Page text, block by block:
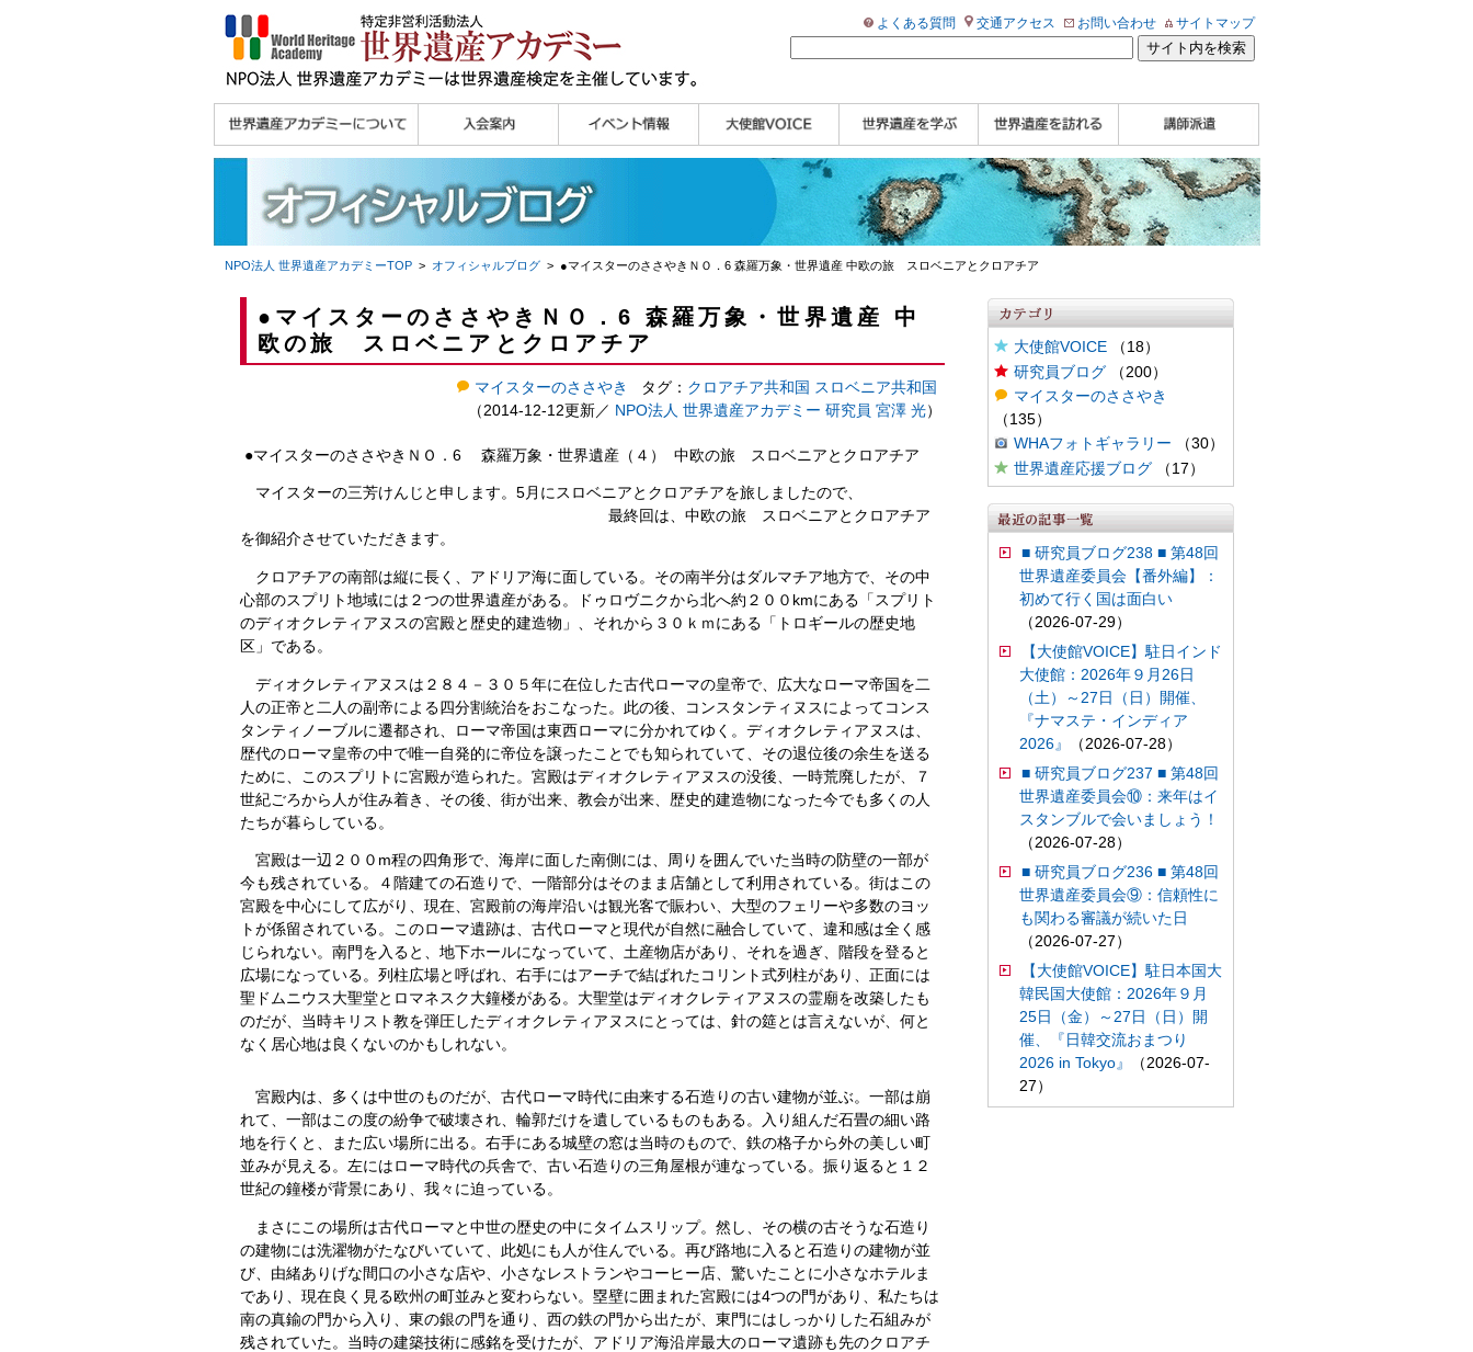
よくある質問 交通アクセス お問い合わせ サイトマップ
理念
メッセージ
主な活動内容
沿革
組織図・役員
研究員紹介 >>
宮澤 光 MIYAZAWA, Hikaru
研究員によるメディ
ア協力など
法人会員・協賛団体
／公認団体
メディア協力／プレ
スリリース
個人会員
法人会員
会報誌サンプル
会員限定ページ 講演会
大使館セミナー
展示会
講座・セミナー
ツアー情報
イベントレポート 研究員ブログ
マイスターのささや
WHAフォトギャラリ
世界遺産応援ブログ
世界遺産検定公式
学習アシスト動画
世界遺産ナビ
【pamon】
WHA認定講師について
WHA認定講師 紹介
動画
WHA認定講師 紹介
記事（会報誌）
自治体・民間団体関
係者の方へ
企業関係者の方へ
学校・教育関係者の
方へ
NPO法人 世界遺産アカデミーTOP> オフィシャルブログ> ●マイスターのささやきＮＯ．6 森羅万象・世界遺産 中欧の旅 スロベニアとクロアチア
●マイスターのささやきＮＯ．6 森羅万象・世界遺産 中
欧の旅 スロベニアとクロアチア
マイスターのささやき タグ： クロアチア共和国 スロベニア共和国
（2014-12-12更新／ NPO法人 世界遺産アカデミー 研究員 宮澤 光）
●マイスターのささやきＮＯ．6 森羅万象・世界遺産（４） 中欧の旅 スロベニアとクロアチア
マイスターの三芳けんじと申します。5月にスロベニアとクロアチアを旅しましたので、
最終回は、中欧の旅 スロベニアとクロアチア
を御紹介させていただきます。
クロアチアの南部は縦に長く、アドリア海に面している。その南半分はダルマチア地方で、その中
心部のスプリト地域には２つの世界遺産がある。ドゥロヴニクから北へ約２００kmにある「スプリト
のディオクレティアヌスの宮殿と歴史的建造物」、それから３０ｋｍにある「トロギールの歴史地
区」である。
ディオクレティアヌスは２８４－３０５年に在位した古代ローマの皇帝で、広大なローマ帝国を二
人の正帝と二人の副帝による四分割統治をおこなった。此の後、コンスタンティヌスによってコンス
タンティノーブルに遷都され、ローマ帝国は東西ローマに分かれてゆく。ディオクレティアヌスは、
歴代のローマ皇帝の中で唯一自発的に帝位を譲ったことでも知られていて、その退位後の余生を送る
ために、このスプリトに宮殿が造られた。宮殿はディオクレティアヌスの没後、一時荒廃したが、７
世紀ごろから人が住み着き、その後、街が出来、教会が出来、歴史的建造物になった今でも多くの人
たちが暮らしている。
宮殿は一辺２００m程の四角形で、海岸に面した南側には、周りを囲んでいた当時の防壁の一部が
今も残されている。４階建ての石造りで、一階部分はそのまま店舗として利用されている。街はこの
宮殿を中心にして広がり、現在、宮殿前の海岸沿いは観光客で賑わい、大型のフェリーや多数のヨッ
トが係留されている。このローマ遺跡は、古代ローマと現代が自然に融合していて、違和感は全く感
じられない。南門を入ると、地下ホールになっていて、土産物店があり、それを過ぎ、階段を登ると
広場になっている。列柱広場と呼ばれ、右手にはアーチで結ばれたコリント式列柱があり、正面には
聖ドムニウス大聖堂とロマネスク大鐘楼がある。大聖堂はディオクレティアヌスの霊廟を改築したも
のだが、当時キリスト教を弾圧したディオクレティアヌスにとっては、針の筵とは言えないが、何と
なく居心地は良くないのかもしれない。
宮殿内は、多くは中世のものだが、古代ローマ時代に由来する石造りの古い建物が並ぶ。一部は崩
れて、一部はこの度の紛争で破壊され、輪郭だけを遺しているものもある。入り組んだ石畳の細い路
地を行くと、また広い場所に出る。右手にある城壁の窓は当時のもので、鉄の格子から外の美しい町
並みが見える。左にはローマ時代の兵舎で、古い石造りの三角屋根が連なっている。振り返ると１２
世紀の鐘楼が背景にあり、我々に迫っている。
まさにこの場所は古代ローマと中世の歴史の中にタイムスリップ。然し、その横の古そうな石造り
の建物には洗濯物がたなびいていて、此処にも人が住んでいる。再び路地に入ると石造りの建物が並
び、由緒ありげな間口の小さな店や、小さなレストランやコーヒー店、驚いたことに小さなホテルま
であり、現在良く見る欧州の町並みと変わらない。塁壁に囲まれた宮殿には4つの門があり、私たちは
南の真鍮の門から入り、東の銀の門を通り、西の鉄の門から出たが、東門にはしっかりした石組みが
残されていた。当時の建築技術に感銘を受けたが、アドリア海沿岸最大のローマ遺跡も先のクロアチ
大使館VOICE（18）
研究員ブログ（200）
マイスターのささやき
（135）
WHAフォトギャラリー （30）
世界遺産応援ブログ（17）
■ 研究員ブログ238 ■ 第48回
世界遺産委員会【番外編】：
初めて行く国は面白い
（2026-07-29）
【大使館VOICE】駐日インド
大使館：2026年９月26日
（土）～27日（日）開催、
『ナマステ・インディア
2026』
（2026-07-28）
■ 研究員ブログ237 ■ 第48回
世界遺産委員会⑩：来年はイ
スタンブルで会いましょう！
（2026-07-28）
■ 研究員ブログ236 ■ 第48回
世界遺産委員会⑨：信頼性に
も関わる審議が続いた日
（2026-07-27）
【大使館VOICE】駐日本国大
韓民国大使館：2026年９月
25日（金）～27日（日）開
催、『日韓交流おまつり
2026 in Tokyo』
（2026-07-
27）